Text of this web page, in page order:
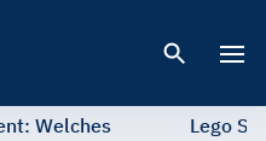
Welches
Lego